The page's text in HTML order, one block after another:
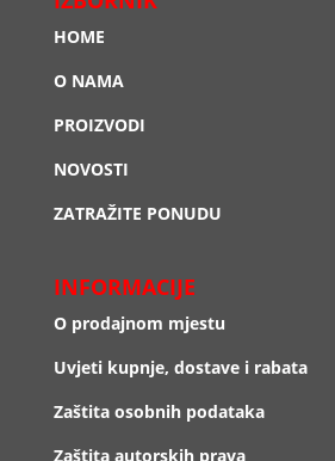
HOME
O NAMA
PROIZVODI
NOVOSTI
ZATRAŽITE PONUDU
INFORMACIJE
O prodajnom mjestu
Uvjeti kupnje, dostave i rabata
Zaštita osobnih podataka
Zaštita autorskih prava